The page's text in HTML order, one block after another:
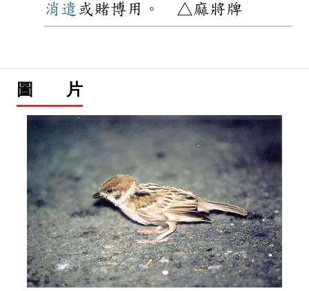
消遣 或賭博用。 △麻將牌
圖 片